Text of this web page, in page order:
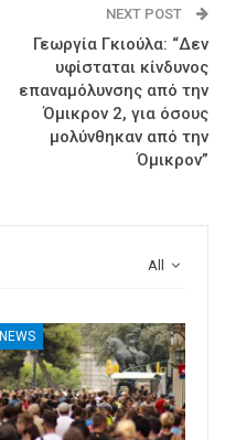
NEXT POST
Γεωργία Γκιούλα: “Δεν
υφίσταται κίνδυνος
επαναμόλυνσης από την
Όμικρον 2, για όσους
μολύνθηκαν από την
Όμικρον”
All
NEWS